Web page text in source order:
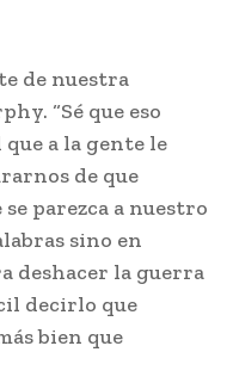
de nuestra
“Sé que eso
a la gente le
de que
parezca a nuestro
sino en
deshacer la guerra
decirlo que
bien que